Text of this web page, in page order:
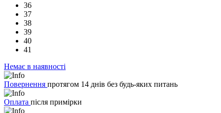
36
37
38
39
40
41
Немає в наявності
Повернення протягом 14 днів без будь-яких питань
Оплата після примірки